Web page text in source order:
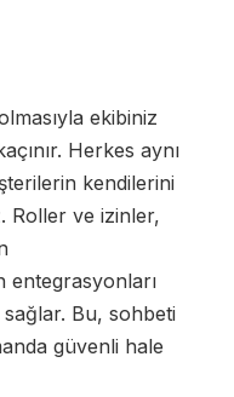
ekibiniz
Herkes aynı
kendilerini
Roller ve izinler,
entegrasyonları
Bu, sohbeti
güvenli hale